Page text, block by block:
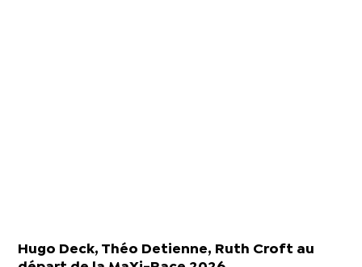
Hugo Deck, Théo Detienne, Ruth Croft au